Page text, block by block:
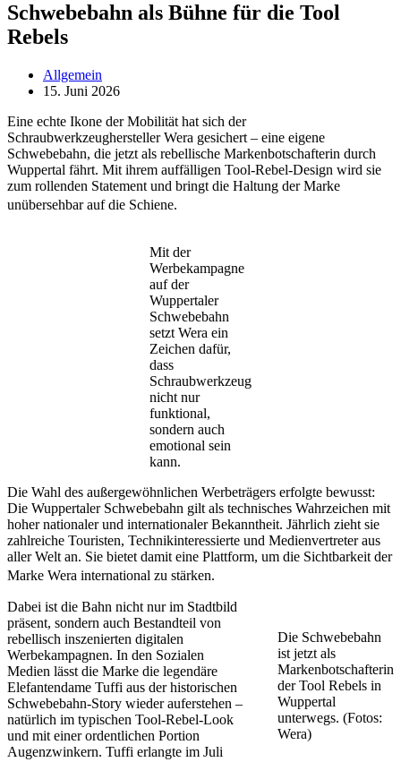
Schwebebahn als Bühne für die Tool
Rebels
Allgemein
15. Juni 2026
Eine echte Ikone der Mobilität hat sich der
Schraubwerkzeughersteller Wera gesichert – eine eigene
Schwebebahn, die jetzt als rebellische Markenbotschafterin durch
Wuppertal fährt. Mit ihrem auffälligen Tool-Rebel-Design wird sie
zum rollenden Statement und bringt die Haltung der Marke
unübersehbar auf die Schiene.
Mit der
Werbekampagne
auf der
Wuppertaler
Schwebebahn
setzt Wera ein
Zeichen dafür,
dass
Schraubwerkzeug
nicht nur
funktional,
sondern auch
emotional sein
kann.
Die Wahl des außergewöhnlichen Werbeträgers erfolgte bewusst:
Die Wuppertaler Schwebebahn gilt als technisches Wahrzeichen mit
hoher nationaler und internationaler Bekanntheit. Jährlich zieht sie
zahlreiche Touristen, Technikinteressierte und Medienvertreter aus
aller Welt an. Sie bietet damit eine Plattform, um die Sichtbarkeit der
Marke Wera international zu stärken.
Die Schwebebahn
ist jetzt als
Markenbotschafterin
der Tool Rebels in
Wuppertal
unterwegs. (Fotos:
Wera)
Dabei ist die Bahn nicht nur im Stadtbild
präsent, sondern auch Bestandteil von
rebellisch inszenierten digitalen
Werbekampagnen. In den Sozialen
Medien lässt die Marke die legendäre
Elefantendame Tuffi aus der historischen
Schwebebahn-Story wieder auferstehen –
natürlich im typischen Tool-Rebel-Look
und mit einer ordentlichen Portion
Augenzwinkern. Tuffi erlangte im Juli